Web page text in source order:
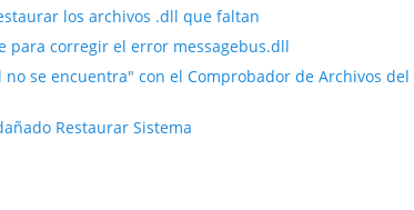
los archivos .dll que faltan
para corregir el error messagebus.dll
se encuentra" con el Comprobador de Archivos del
Restaurar Sistema